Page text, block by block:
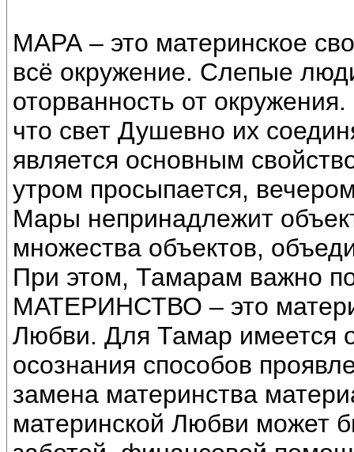
МАРА – это материнское
всё окружение. Слепые
оторванность от
что свет Душевно их
является основным
утром просыпается,
Мары непринадлежит
множества объектов,
При этом, Тамарам важно
МАТЕРИНСТВО – это
Любви. Для Тамар имеется
осознания способов
замена материнства
материнской Любви может